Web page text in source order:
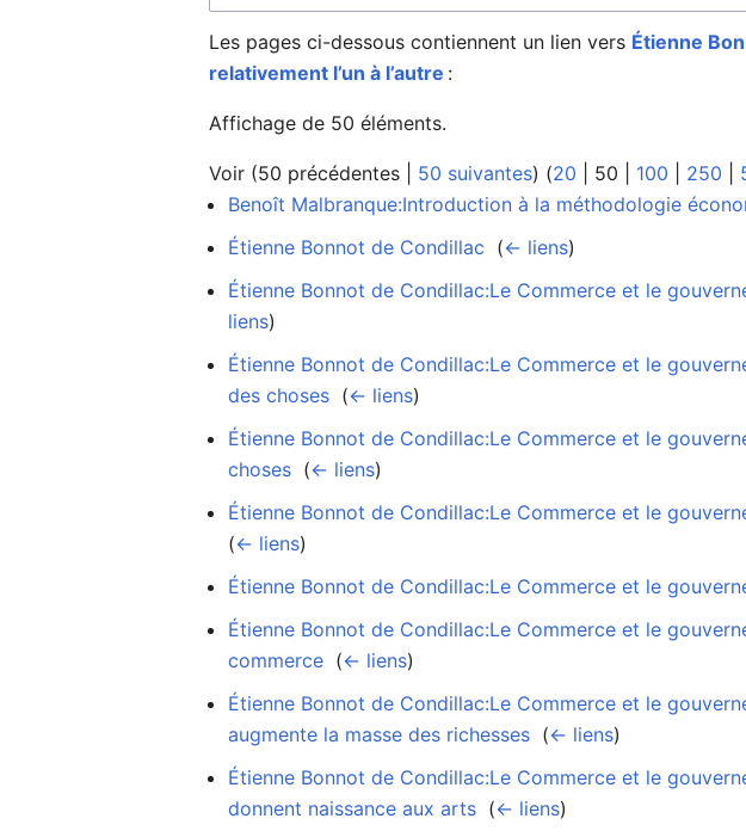
Les pages ci-dessous contiennent un lien vers Étienne
relativement l’un à l’autre :
Affichage de 50 éléments.
Voir (50 précédentes 50 suivantes) (20 50 100 250
Benoît Malbranque:Introduction à la méthodologie
Étienne Bonnot de Condillac (← liens)
Étienne Bonnot de Condillac:Le Commerce et le
liens)
Étienne Bonnot de Condillac:Le Commerce et le
des choses (← liens)
Étienne Bonnot de Condillac:Le Commerce et le
choses (← liens)
Étienne Bonnot de Condillac:Le Commerce et le
(← liens)
Étienne Bonnot de Condillac:Le Commerce et le
Étienne Bonnot de Condillac:Le Commerce et le
commerce (← liens)
Étienne Bonnot de Condillac:Le Commerce et le
augmente la masse des richesses (← liens)
Étienne Bonnot de Condillac:Le Commerce et le
donnent naissance aux arts (← liens)